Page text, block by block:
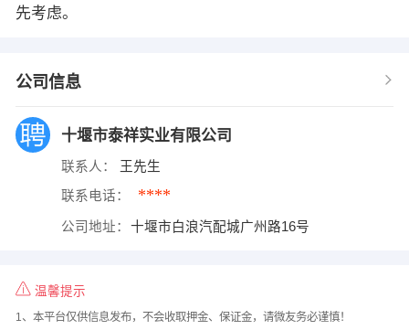
先考虑。
公司信息
十堰市泰祥实业有限公司
联系人： 王先生
联系电话： ****
公司地址： 十堰市白浪汽配城广州路16号
温馨提示
1、本平台仅供信息发布，不会收取押金、保证金，请微友务必谨慎！